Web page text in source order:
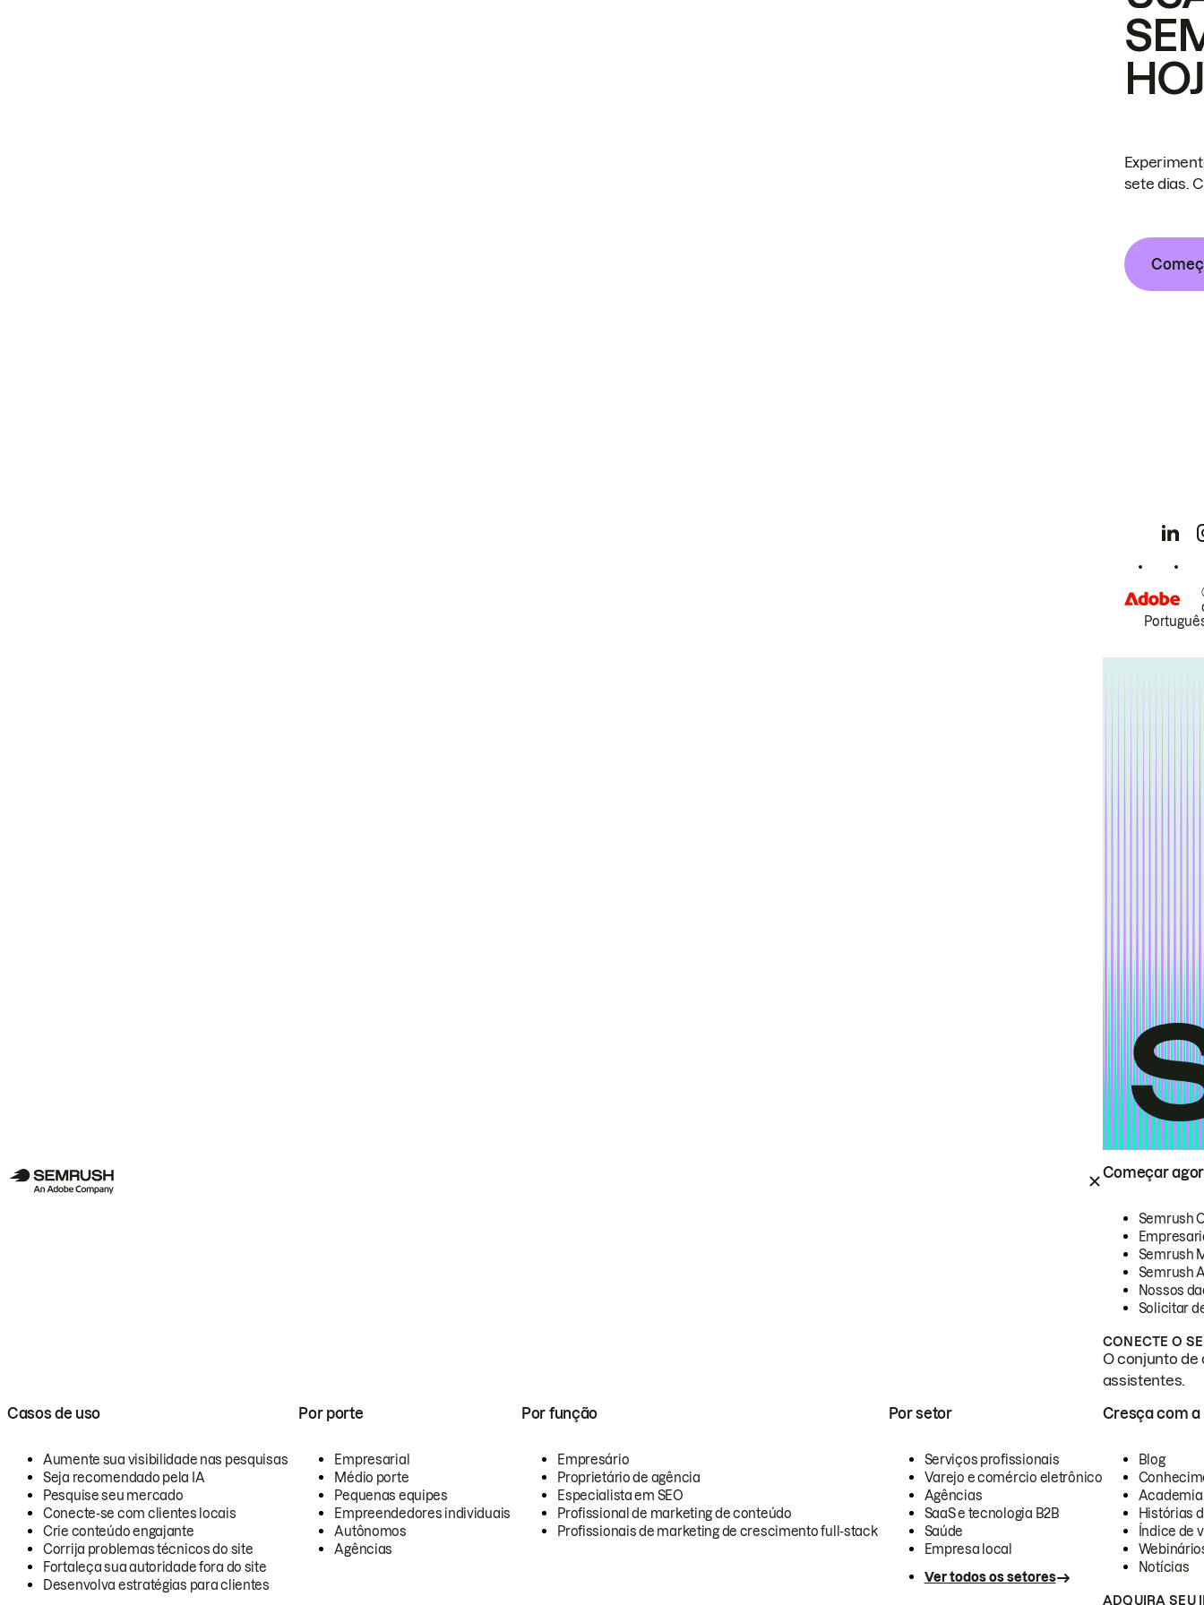
Começar
Semrush
Semrush
Semrush
Nossos
Solicitar
CONECTE O
O conjunto de
assistentes.
Casos de uso
Aumente sua visibilidade nas pesquisas
Seja recomendado pela IA
Pesquise seu mercado
Conecte-se com clientes locais
Crie conteúdo engajante
Corrija problemas técnicos do site
Fortaleça sua autoridade fora do site
Desenvolva estratégias para clientes
Por porte
Empresarial
Médio porte
Pequenas equipes
Empreendedores individuais
Autônomos
Agências
Por função
Empresário
Proprietário de agência
Especialista em SEO
Profissional de marketing de conteúdo
Profissionais de marketing de crescimento full-stack
Por setor
Serviços profissionais
Varejo e comércio eletrônico
Agências
SaaS e tecnologia B2B
Saúde
Empresa local
Ver todos os setores
Cresça com a
Blog
Academia
Histórias
Índice de
Notícias
ADQUIRA SEU
sete dias.